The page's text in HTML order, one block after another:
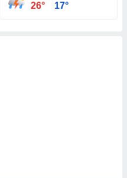
26° 17°